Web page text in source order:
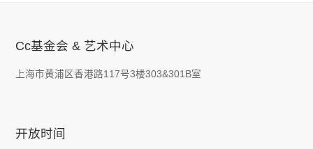
Cc基金会 & 艺术中心
上海市黄浦区香港路117号3楼303&301B室
开放时间